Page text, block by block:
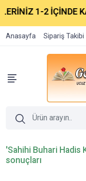
1-2 İÇİNDE
Anasayfa Sipariş Takibi
'Sahihi Buhari Hadis
sonuçları